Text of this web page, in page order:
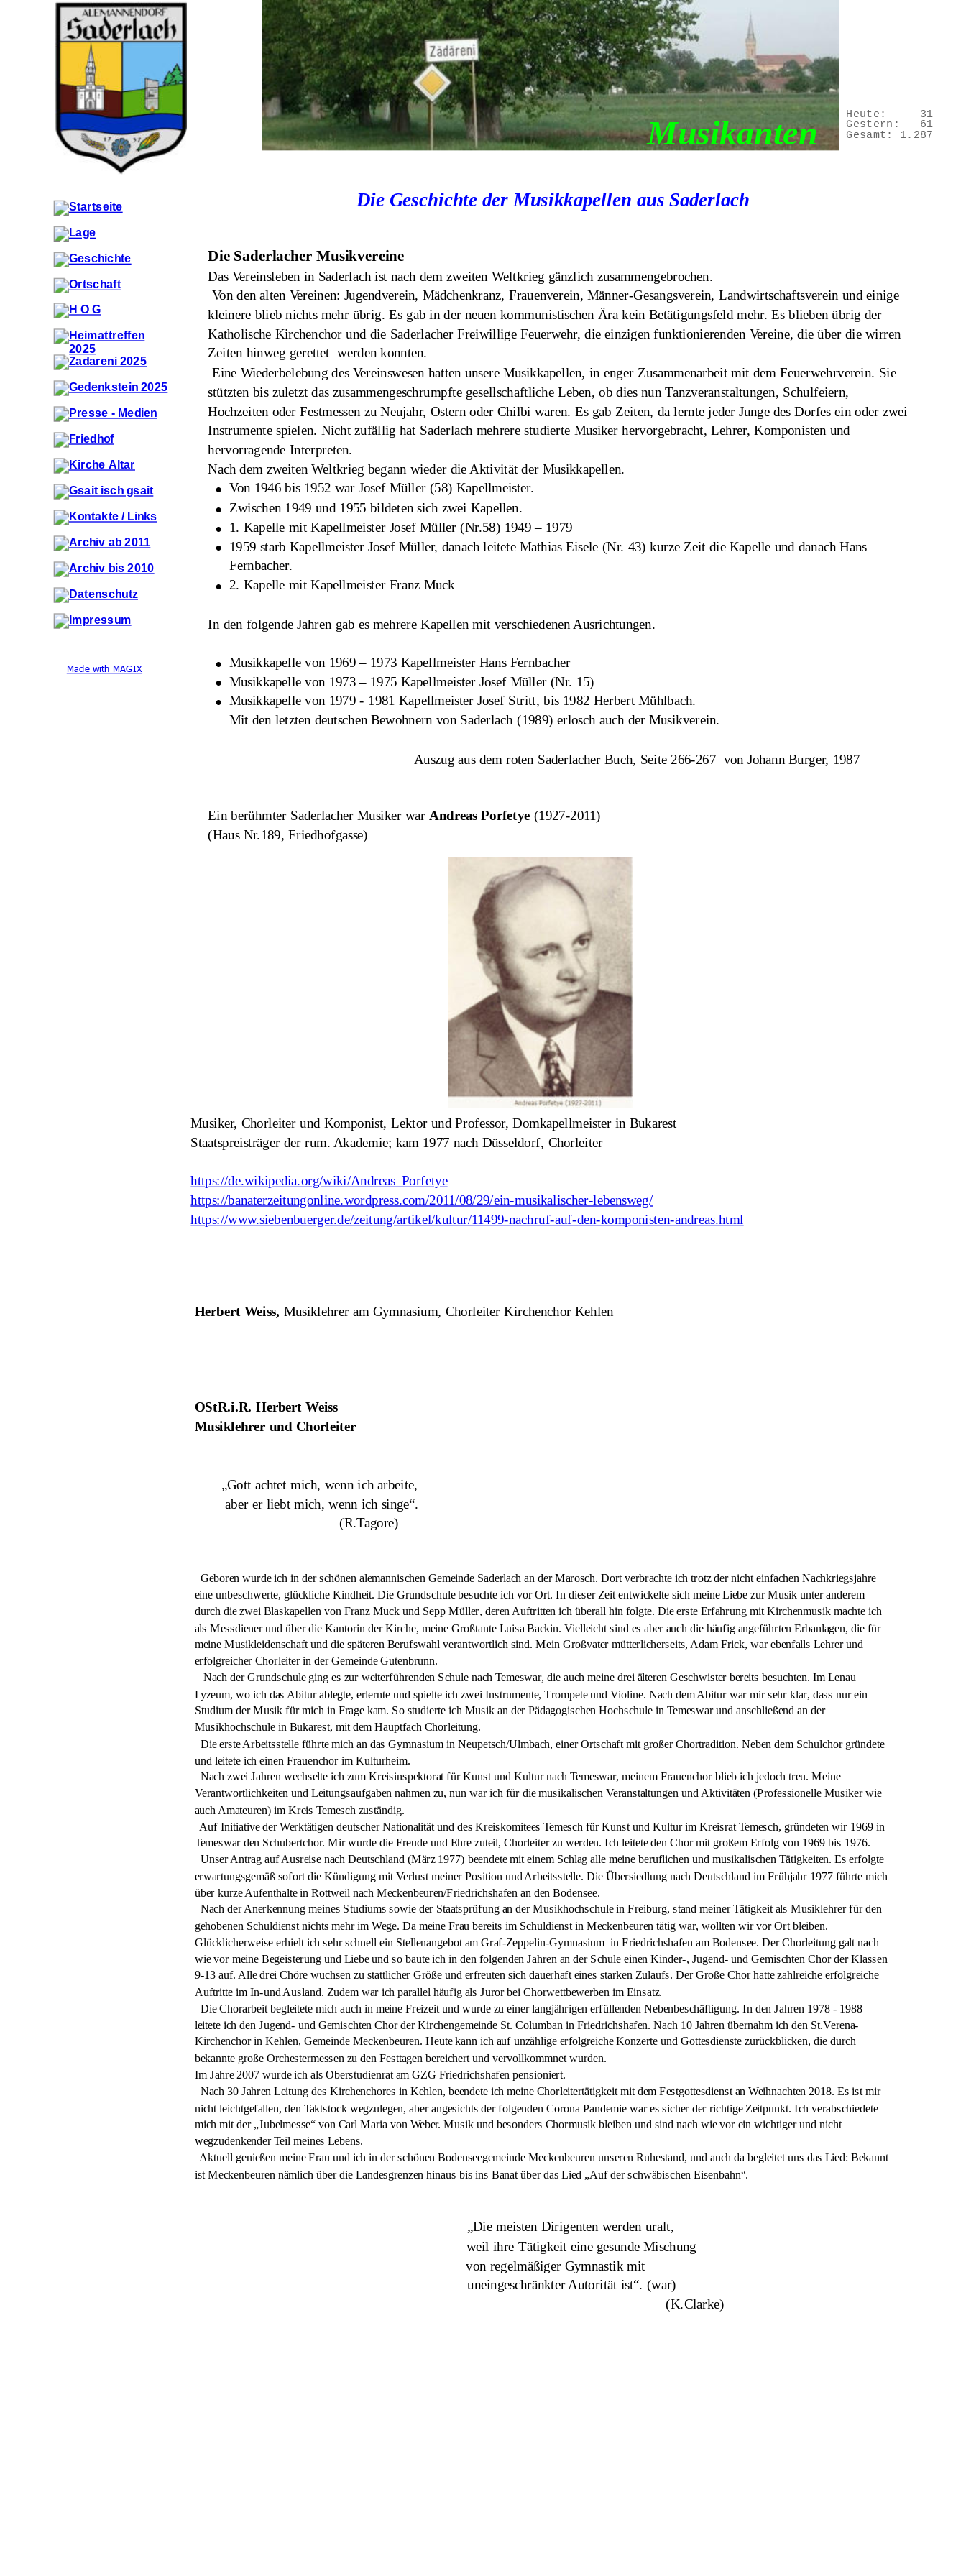
Heute:
31
Gestern:
61
Gesamt:
1.287
Made with MAGIX
Musikanten
Die Geschichte der Musikkapellen aus Saderlach
Die Saderlacher Musikvereine
Das Vereinsleben in Saderlach ist nach dem zweiten Weltkrieg gänzlich zusammengebrochen.
Von den alten Vereinen: Jugendverein, Mädchenkranz, Frauenverein, Männer-Gesangsverein, Landwirtschaftsverein und einige
kleinere blieb nichts mehr übrig. Es gab in der neuen kommunistischen Ära kein Betätigungsfeld mehr. Es blieben übrig der
Katholische Kirchenchor und die Saderlacher Freiwillige Feuerwehr, die einzigen funktionierenden Vereine, die über die wirren
Zeiten hinweg gerettet  werden konnten.
Eine Wiederbelebung des Vereinswesen hatten unsere Musikkapellen, in enger Zusammenarbeit mit dem Feuerwehrverein. Sie
stützten bis zuletzt das zusammengeschrumpfte gesellschaftliche Leben, ob dies nun Tanzveranstaltungen, Schulfeiern,
Hochzeiten oder Festmessen zu Neujahr, Ostern oder Chilbi waren. Es gab Zeiten, da lernte jeder Junge des Dorfes ein oder zwei
Instrumente spielen. Nicht zufällig hat Saderlach mehrere studierte Musiker hervorgebracht, Lehrer, Komponisten und
hervorragende Interpreten.
Nach dem zweiten Weltkrieg begann wieder die Aktivität der Musikkapellen.
• Von 1946 bis 1952 war Josef Müller (58) Kapellmeister.
• Zwischen 1949 und 1955 bildeten sich zwei Kapellen.
• 1. Kapelle mit Kapellmeister Josef Müller (Nr.58) 1949 – 1979
• 1959 starb Kapellmeister Josef Müller, danach leitete Mathias Eisele (Nr. 43) kurze Zeit die Kapelle und danach Hans
Fernbacher.
• 2. Kapelle mit Kapellmeister Franz Muck
In den folgende Jahren gab es mehrere Kapellen mit verschiedenen Ausrichtungen.
• Musikkapelle von 1969 – 1973 Kapellmeister Hans Fernbacher
• Musikkapelle von 1973 – 1975 Kapellmeister Josef Müller (Nr. 15)
• Musikkapelle von 1979 - 1981 Kapellmeister Josef Stritt, bis 1982 Herbert Mühlbach.
Mit den letzten deutschen Bewohnern von Saderlach (1989) erlosch auch der Musikverein.
                                                      Auszug aus dem roten Saderlacher Buch, Seite 266-267  von Johann Burger, 1987
Ein berühmter Saderlacher Musiker war Andreas Porfetye (1927-2011)
(Haus Nr.189, Friedhofgasse)
Musiker, Chorleiter und Komponist, Lektor und Professor, Domkapellmeister in Bukarest
Staatspreisträger der rum. Akademie; kam 1977 nach Düsseldorf, Chorleiter
https://de.wikipedia.org/wiki/Andreas_Porfetye
https://banaterzeitungonline.wordpress.com/2011/08/29/ein-musikalischer-lebensweg/
https://www.siebenbuerger.de/zeitung/artikel/kultur/11499-nachruf-auf-den-komponisten-andreas.html
Herbert Weiss, Musiklehrer am Gymnasium, Chorleiter Kirchenchor Kehlen
OStR.i.R. Herbert Weiss
Musiklehrer und Chorleiter
       „Gott achtet mich, wenn ich arbeite,
        aber er liebt mich, wenn ich singe“.
(R.Tagore)
  Geboren wurde ich in der schönen alemannischen Gemeinde Saderlach an der Marosch. Dort verbrachte ich trotz der nicht einfachen Nachkriegsjahre
eine unbeschwerte, glückliche Kindheit. Die Grundschule besuchte ich vor Ort. In dieser Zeit entwickelte sich meine Liebe zur Musik unter anderem
durch die zwei Blaskapellen von Franz Muck und Sepp Müller, deren Auftritten ich überall hin folgte. Die erste Erfahrung mit Kirchenmusik machte ich
als Messdiener und über die Kantorin der Kirche, meine Großtante Luisa Backin. Vielleicht sind es aber auch die häufig angeführten Erbanlagen, die für
meine Musikleidenschaft und die späteren Berufswahl verantwortlich sind. Mein Großvater mütterlicherseits, Adam Frick, war ebenfalls Lehrer und
erfolgreicher Chorleiter in der Gemeinde Gutenbrunn.
   Nach der Grundschule ging es zur weiterführenden Schule nach Temeswar, die auch meine drei älteren Geschwister bereits besuchten. Im Lenau
Lyzeum, wo ich das Abitur ablegte, erlernte und spielte ich zwei Instrumente, Trompete und Violine. Nach dem Abitur war mir sehr klar, dass nur ein
Studium der Musik für mich in Frage kam. So studierte ich Musik an der Pädagogischen Hochschule in Temeswar und anschließend an der
Musikhochschule in Bukarest, mit dem Hauptfach Chorleitung.
  Die erste Arbeitsstelle führte mich an das Gymnasium in Neupetsch/Ulmbach, einer Ortschaft mit großer Chortradition. Neben dem Schulchor gründete
und leitete ich einen Frauenchor im Kulturheim.
  Nach zwei Jahren wechselte ich zum Kreisinspektorat für Kunst und Kultur nach Temeswar, meinem Frauenchor blieb ich jedoch treu. Meine
Verantwortlichkeiten und Leitungsaufgaben nahmen zu, nun war ich für die musikalischen Veranstaltungen und Aktivitäten (Professionelle Musiker wie
auch Amateuren) im Kreis Temesch zuständig.
  Auf Initiative der Werktätigen deutscher Nationalität und des Kreiskomitees Temesch für Kunst und Kultur im Kreisrat Temesch, gründeten wir 1969 in
Temeswar den Schubertchor. Mir wurde die Freude und Ehre zuteil, Chorleiter zu werden. Ich leitete den Chor mit großem Erfolg von 1969 bis 1976.
  Unser Antrag auf Ausreise nach Deutschland (März 1977) beendete mit einem Schlag alle meine beruflichen und musikalischen Tätigkeiten. Es erfolgte
erwartungsgemäß sofort die Kündigung mit Verlust meiner Position und Arbeitsstelle. Die Übersiedlung nach Deutschland im Frühjahr 1977 führte mich
über kurze Aufenthalte in Rottweil nach Meckenbeuren/Friedrichshafen an den Bodensee.
  Nach der Anerkennung meines Studiums sowie der Staatsprüfung an der Musikhochschule in Freiburg, stand meiner Tätigkeit als Musiklehrer für den
gehobenen Schuldienst nichts mehr im Wege. Da meine Frau bereits im Schuldienst in Meckenbeuren tätig war, wollten wir vor Ort bleiben.
Glücklicherweise erhielt ich sehr schnell ein Stellenangebot am Graf-Zeppelin-Gymnasium  in Friedrichshafen am Bodensee. Der Chorleitung galt nach
wie vor meine Begeisterung und Liebe und so baute ich in den folgenden Jahren an der Schule einen Kinder-, Jugend- und Gemischten Chor der Klassen
9-13 auf. Alle drei Chöre wuchsen zu stattlicher Größe und erfreuten sich dauerhaft eines starken Zulaufs. Der Große Chor hatte zahlreiche erfolgreiche
Auftritte im In-und Ausland. Zudem war ich parallel häufig als Juror bei Chorwettbewerben im Einsatz.
  Die Chorarbeit begleitete mich auch in meine Freizeit und wurde zu einer langjährigen erfüllenden Nebenbeschäftigung. In den Jahren 1978 - 1988
leitete ich den Jugend- und Gemischten Chor der Kirchengemeinde St. Columban in Friedrichshafen. Nach 10 Jahren übernahm ich den St.Verena-
Kirchenchor in Kehlen, Gemeinde Meckenbeuren. Heute kann ich auf unzählige erfolgreiche Konzerte und Gottesdienste zurückblicken, die durch
bekannte große Orchestermessen zu den Festtagen bereichert und vervollkommnet wurden.
Im Jahre 2007 wurde ich als Oberstudienrat am GZG Friedrichshafen pensioniert.
  Nach 30 Jahren Leitung des Kirchenchores in Kehlen, beendete ich meine Chorleitertätigkeit mit dem Festgottesdienst an Weihnachten 2018. Es ist mir
nicht leichtgefallen, den Taktstock wegzulegen, aber angesichts der folgenden Corona Pandemie war es sicher der richtige Zeitpunkt. Ich verabschiedete
mich mit der „Jubelmesse“ von Carl Maria von Weber. Musik und besonders Chormusik bleiben und sind nach wie vor ein wichtiger und nicht
wegzudenkender Teil meines Lebens.
  Aktuell genießen meine Frau und ich in der schönen Bodenseegemeinde Meckenbeuren unseren Ruhestand, und auch da begleitet uns das Lied: Bekannt
ist Meckenbeuren nämlich über die Landesgrenzen hinaus bis ins Banat über das Lied „Auf der schwäbischen Eisenbahn“.
          „Die meisten Dirigenten werden uralt,
      weil ihre Tätigkeit eine gesunde Mischung
  von regelmäßiger Gymnastik mit
uneingeschränkter Autorität ist“. (war)
                                     (K.Clarke)